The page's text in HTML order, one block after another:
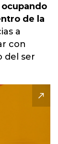
de la
a
con
del ser